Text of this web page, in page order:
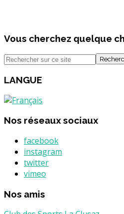
Vous cherchez quelque
LANGUE
Nos réseaux sociaux
facebook
instagram
twitter
vimeo
Nos amis